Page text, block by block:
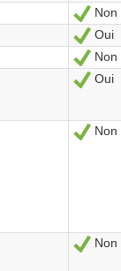
Sí
Non
Sí
Oui
Sí
Non
Sí
Oui
Sí
Non
Sí
Non